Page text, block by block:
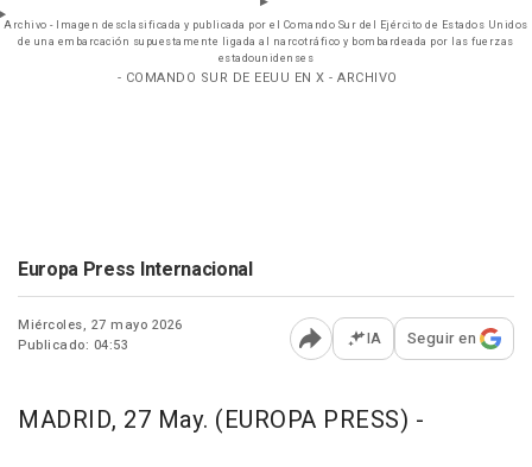
Archivo - Imagen desclasificada y publicada por el Comando Sur del Ejército de Estados Unidos
de una embarcación supuestamente ligada al narcotráfico y bombardeada por las fuerzas
estadounidenses
- COMANDO SUR DE EEUU EN X - ARCHIVO
Europa Press Internacional
Miércoles, 27 mayo 2026
Publicado: 04:53
Abrir opciones para
IA Seguir en
MADRID, 27 May. (EUROPA PRESS) -